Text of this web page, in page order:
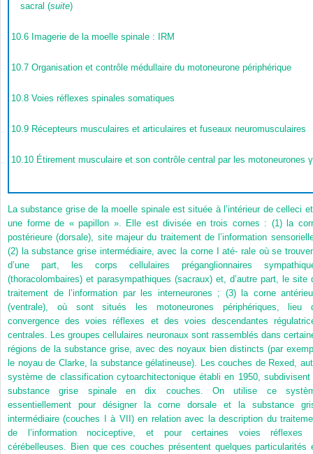
sacral (suite)
10.6 Imagerie de la moelle spinale : IRM
10.7 Organisation et contrôle médullaire du motoneurone périphérique
10.8 Voies réflexes spinales somatiques
10.9 Récepteurs musculaires et articulaires et fuseaux neuromusculaires
10.10 Étirement musculaire et son contrôle central par les motoneurones γ
La substance grise de la moelle spinale est située à l’intérieur de celleci
une forme de « papillon ». Elle est divisée en trois cornes : (1) la
postérieure (dorsale), site majeur du traitement de l’information
(2) la substance grise intermédiaire, avec la corne I até- rale où se
d’une part, les corps cellulaires préganglionnaires
(thoracolombaires) et parasympathiques (sacraux) et, d’autre part, le site
traitement de l’information par les interneurones ; (3) la corne
(ventrale), où sont situés les motoneurones périphériques, lieu
convergence des voies réflexes et des voies descendantes
centrales. Les groupes cellulaires neuronaux sont rassemblés dans
régions de la substance grise, avec des noyaux bien distincts (par
le noyau de Clarke, la substance gélatineuse). Les couches de Rexed,
système de classification cytoarchitectonique établi en 1950, subdivisent
substance grise spinale en dix couches. On utilise ce
essentiellement pour désigner la corne dorsale et la substance
intermédiaire (couches I à VII) en relation avec la description du
de l’information nociceptive, et pour certaines voies réflexes
cérébelleuses. Bien que ces couches présentent quelques particularités